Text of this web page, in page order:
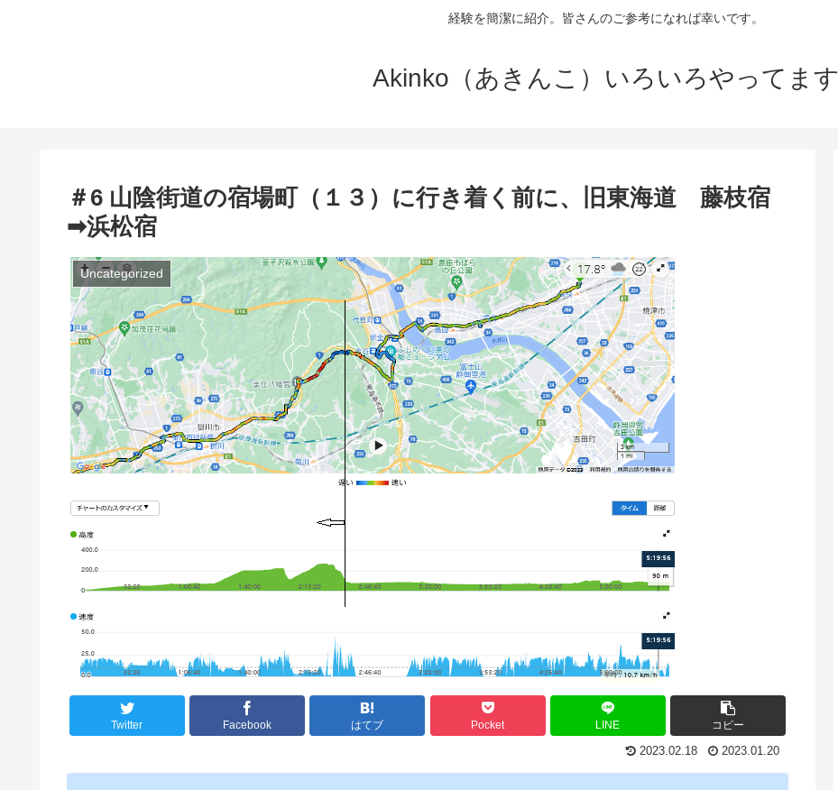
経験を簡潔に紹介。皆さんのご参考になれば幸いです。
Akinko（あきんこ）いろいろやってます
＃6 山陰街道の宿場町（１３）に行き着く前に、旧東海道 藤枝宿
➡浜松宿
Uncategorized
Twitter Facebook はてブ Pocket LINE コピー
2023.02.18 2023.01.20